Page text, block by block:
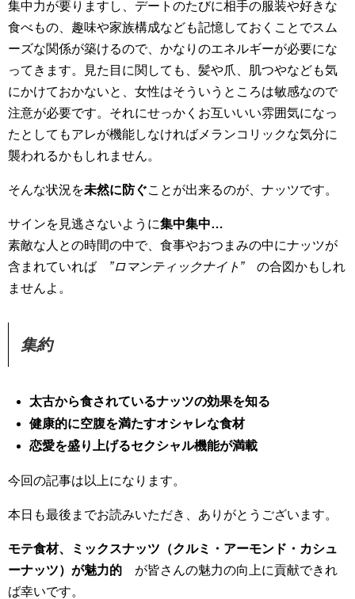
集中力が要りますし、デートのたびに相手の服装や好きな
食べもの、趣味や家族構成なども記憶しておくことでスム
ーズな関係が築けるので、かなりのエネルギーが必要にな
ってきます。見た目に関しても、髪や爪、肌つやなども気
にかけておかないと、女性はそういうところは敏感なので
注意が必要です。それにせっかくお互いいい雰囲気になっ
たとしてもアレが機能しなければメランコリックな気分に
襲われるかもしれません。
そんな状況を未然に防ぐことが出来るのが、ナッツです。
サインを見逃さないように集中集中…
素敵な人との時間の中で、食事やおつまみの中にナッツが
含まれていれば ”ロマンティックナイト” の合図かもしれ
ませんよ。
集約
太古から食されているナッツの効果を知る
健康的に空腹を満たすオシャレな食材
恋愛を盛り上げるセクシャル機能が満載
今回の記事は以上になります。
本日も最後までお読みいただき、ありがとうございます。
モテ食材、ミックスナッツ（クルミ・アーモンド・カシュ
ーナッツ）が魅力的 が皆さんの魅力の向上に貢献できれ
ば幸いです。